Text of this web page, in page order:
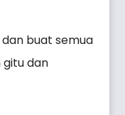
buat semua
gitu dan